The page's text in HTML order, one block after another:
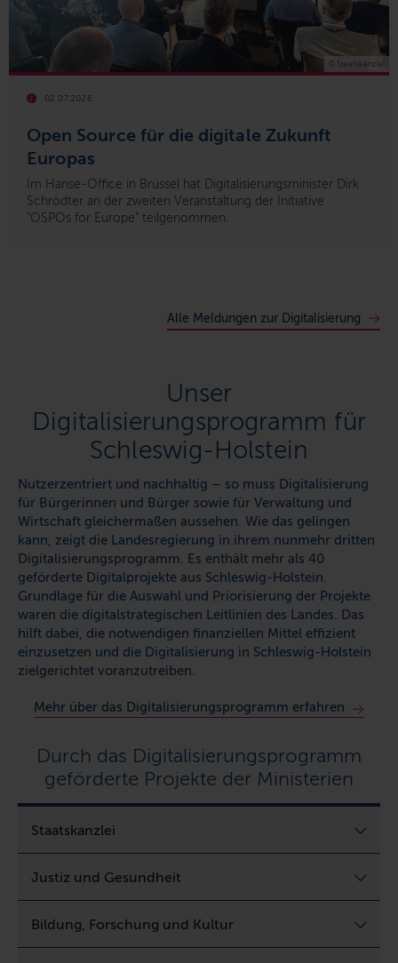
Open Source für die digitale Zukunft
Europas
02.07.2026
Im Hanse-Office in Brüssel hat Digitalisierungsminister Dirk
Schrödter an der zweiten Veranstaltung der Initiative
"OSPOs for Europe" teilgenommen.
© Staatskanzlei
Alle Meldungen zur Digitalisierung
Unser
Digitalisierungsprogramm für
Schleswig-Holstein
Nutzerzentriert und nachhaltig – so muss Digitalisierung
für Bürgerinnen und Bürger sowie für Verwaltung und
Wirtschaft gleichermaßen aussehen. Wie das gelingen
kann, zeigt die Landesregierung in ihrem nunmehr dritten
Digitalisierungsprogramm. Es enthält mehr als 40
geförderte Digitalprojekte aus Schleswig-Holstein.
Grundlage für die Auswahl und Priorisierung der Projekte
waren die digitalstrategischen Leitlinien des Landes. Das
hilft dabei, die notwendigen finanziellen Mittel effizient
einzusetzen und die Digitalisierung in Schleswig-Holstein
zielgerichtet voranzutreiben.
Mehr über das Digitalisierungsprogramm erfahren
Durch das Digitalisierungsprogramm
geförderte Projekte der Ministerien
Staatskanzlei
Justiz und Gesundheit
Bildung, Forschung und Kultur